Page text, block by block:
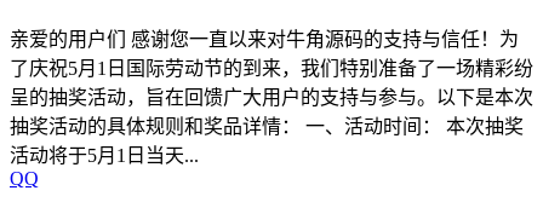
亲爱的用户们 感谢您一直以来对牛角源码的支持与信任！为
了庆祝5月1日国际劳动节的到来，我们特别准备了一场精彩纷
呈的抽奖活动，旨在回馈广大用户的支持与参与。以下是本次
抽奖活动的具体规则和奖品详情： 一、活动时间： 本次抽奖
活动将于5月1日当天...
QQ